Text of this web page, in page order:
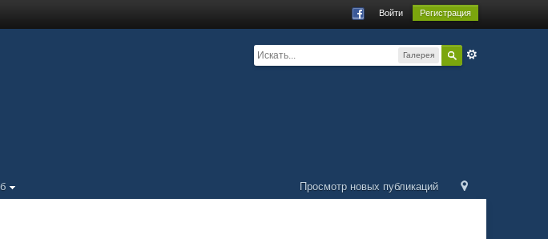
Войти Регистрация
Галерея
Просмотр новых публикаций